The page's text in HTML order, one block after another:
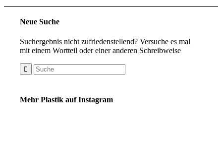
Neue Suche
Suchergebnis nicht zufriedenstellend? Versuche es mal
mit einem Wortteil oder einer anderen Schreibweise
Mehr Plastik auf Instagram